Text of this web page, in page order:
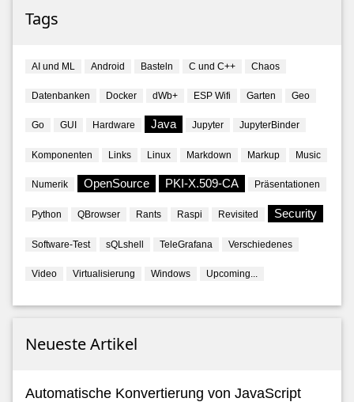
Tags
AI und ML Android Basteln C und C++ Chaos
Datenbanken Docker dWb+ ESP Wifi Garten Geo
Go GUI Hardware Java Jupyter JupyterBinder
Komponenten Links Linux Markdown Markup Music
Numerik OpenSource PKI-X.509-CA Präsentationen
Python QBrowser Rants Raspi Revisited Security
Software-Test sQLshell TeleGrafana Verschiedenes
Video Virtualisierung Windows Upcoming...
Neueste Artikel
Automatische Konvertierung von JavaScript